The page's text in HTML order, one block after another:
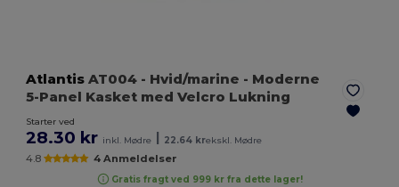
Atlantis AT004 - Hvid/marine - Moderne
5-Panel Kasket med Velcro Lukning
Starter ved
28.30 kr inkl. Mødre 22.64 krekskl. Mødre
4.8 4 Anmeldelser
Gratis fragt ved 999 kr fra dette lager!